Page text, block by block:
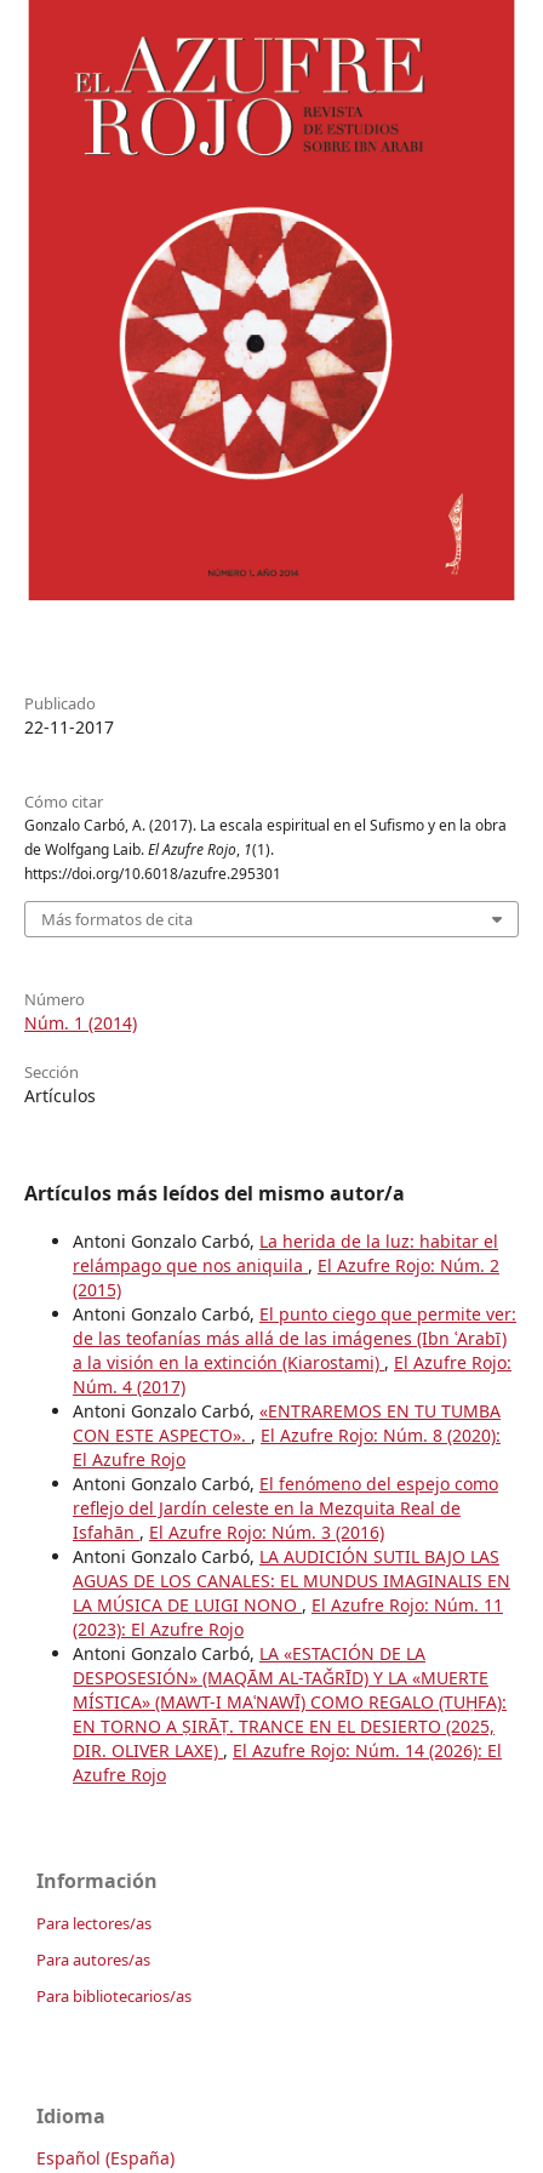
Publicado
22-11-2017
Cómo citar
Gonzalo Carbó, A. (2017). La escala espiritual en el Sufismo y en la obra
de Wolfgang Laib.El Azufre Rojo, 1(1).
https://doi.org/10.6018/azufre.295301
Más formatos de cita
Número
Núm. 1 (2014)
Sección
Artículos
Artículos más leídos del mismo autor/a
Antoni Gonzalo Carbó, La herida de la luz: habitar el
relámpago que nos aniquila , El Azufre Rojo: Núm. 2
(2015)
Antoni Gonzalo Carbó, El punto ciego que permite ver:
de las teofanías más allá de las imágenes (Ibn ʿArabī)
a la visión en la extinción (Kiarostami) , El Azufre Rojo:
Núm. 4 (2017)
Antoni Gonzalo Carbó, «ENTRAREMOS EN TU TUMBA
CON ESTE ASPECTO». , El Azufre Rojo: Núm. 8 (2020):
El Azufre Rojo
Antoni Gonzalo Carbó, El fenómeno del espejo como
reflejo del Jardín celeste en la Mezquita Real de
Isfahān , El Azufre Rojo: Núm. 3 (2016)
Antoni Gonzalo Carbó, LA AUDICIÓN SUTIL BAJO LAS
AGUAS DE LOS CANALES: EL MUNDUS IMAGINALIS EN
LA MÚSICA DE LUIGI NONO , El Azufre Rojo: Núm. 11
(2023): El Azufre Rojo
Antoni Gonzalo Carbó, LA «ESTACIÓN DE LA
DESPOSESIÓN» (MAQĀM AL-TAǦRĪD) Y LA «MUERTE
MÍSTICA» (MAWT-I MAʿNAWĪ) COMO REGALO (TUḤFA):
EN TORNO A ṢIRĀṬ. TRANCE EN EL DESIERTO (2025,
DIR. OLIVER LAXE) , El Azufre Rojo: Núm. 14 (2026): El
Azufre Rojo
Información
Para lectores/as
Para autores/as
Para bibliotecarios/as
Idioma
Español (España)